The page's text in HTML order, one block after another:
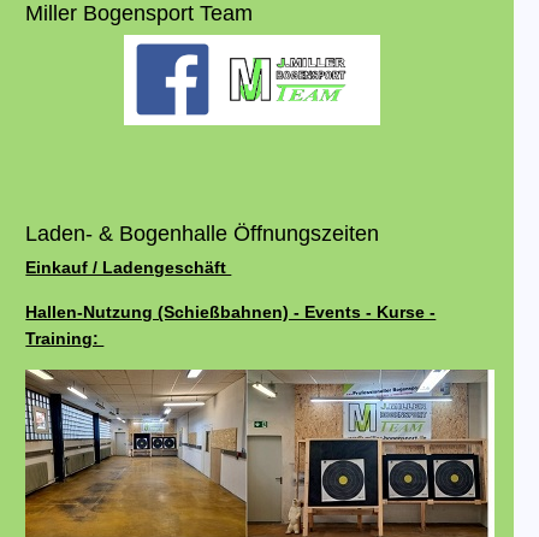
Miller Bogensport Team
Laden- & Bogenhalle Öffnungszeiten
Einkauf / Ladengeschäft
Hallen-Nutzung (Schießbahnen) - Events - Kurse -
Training: